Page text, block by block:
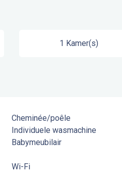
1 Kamer(s)
Cheminée/poêle
Individuele wasmachine
Babymeubilair
Wi-Fi